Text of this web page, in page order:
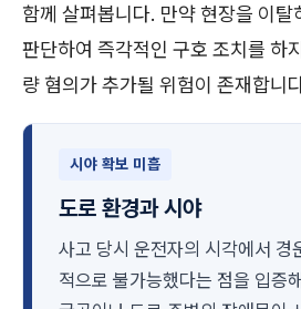
함께 살펴봅니다. 만약 현장을 이
판단하여 즉각적인 구호 조치를 하
량 혐의가 추가될 위험이 존재합니
시야 확보 미흡
도로 환경과 시야
사고 당시 운전자의 시각에서 경
적으로 불가능했다는 점을 입증